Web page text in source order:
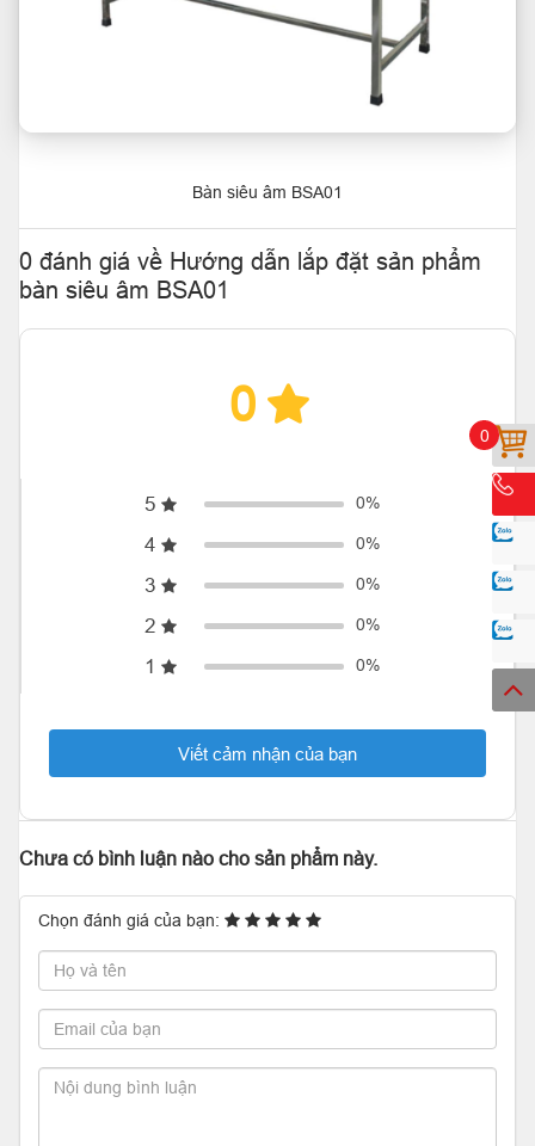
0
Bàn siêu âm BSA01
0 đánh giá về Hướng dẫn lắp đặt sản phẩm
bàn siêu âm BSA01
0
5 0%
4 0%
3 0%
2 0%
1 0%
Viết cảm nhận của bạn
Chưa có bình luận nào cho sản phẩm này.
Chọn đánh giá của bạn: